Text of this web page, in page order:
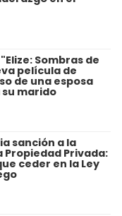
Sombras de
película de
de una esposa
marido
sanción a la
Propiedad Privada:
ceder en la Ley